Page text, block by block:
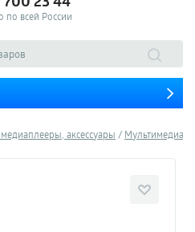
по всей России
аксессуары Мультимедиа-